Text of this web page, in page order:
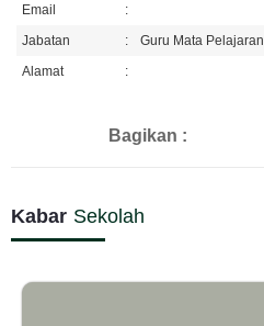
Email
:
Jabatan
:
Guru Mata Pelajaran
Alamat
:
Bagikan :
Kabar Sekolah